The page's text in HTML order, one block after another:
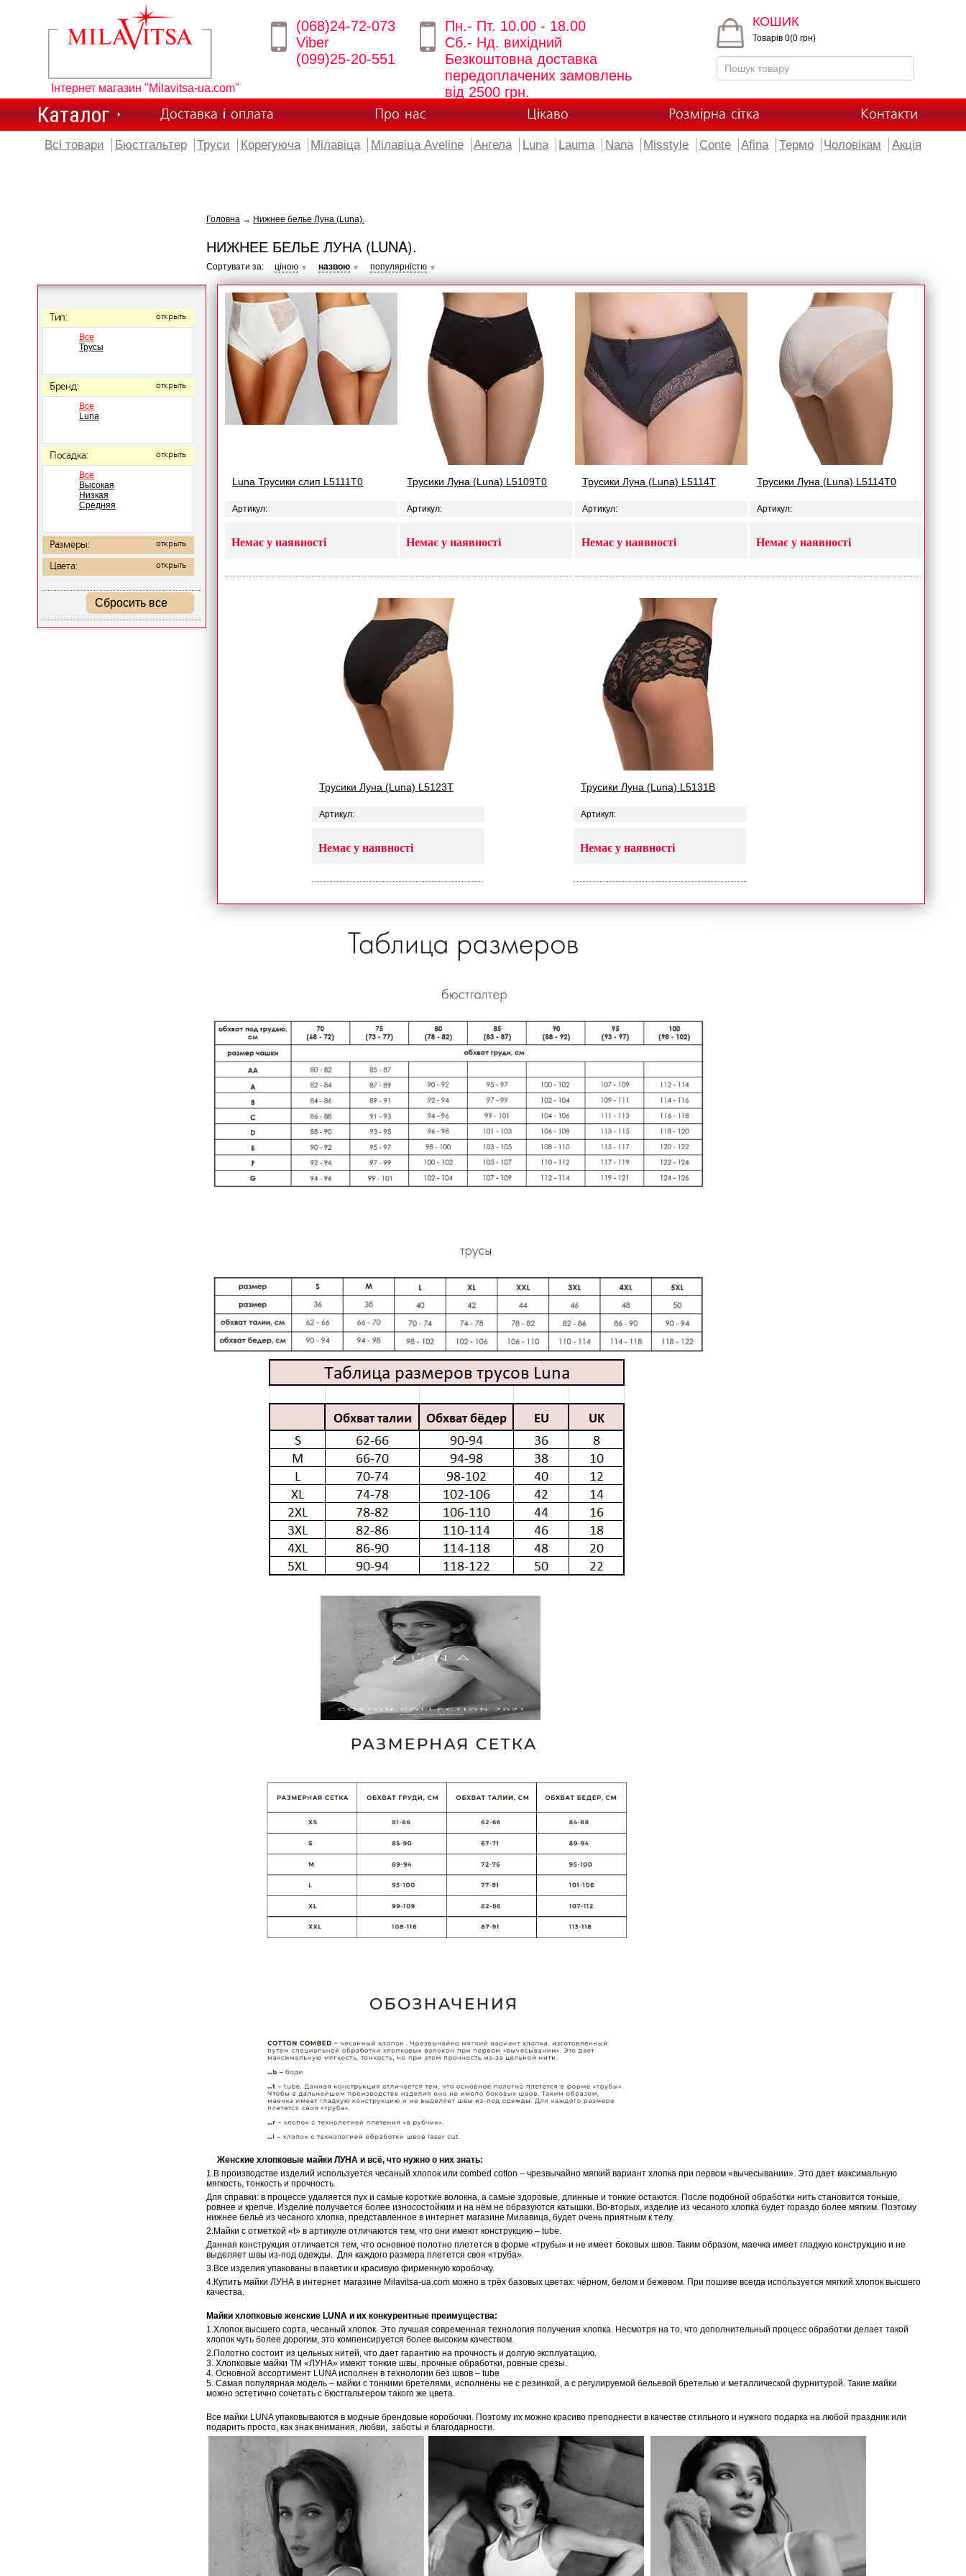
Інтернет магазин "Milavitsa-ua.com"
(068)24-72-073
Viber
(099)25-20-551
Пн.- Пт. 10.00 - 18.00
Сб.- Нд. вихідний
Безкоштовна доставка
передоплачених замовлень
від 2500 грн.
КОШИК
Товарів 0(0 грн)
Каталог Доставка і оплата Про нас Цікаво Розмірна сітка Контакти
Всі товари Бюстгальтер Труси Корегуюча Мілавіца Мілавіца Aveline Ангела Luna Lauma Nana Misstyle Conte Afina Термо Чоловікам Акція
Тип: открыть
Все
Трусы
Бренд: открыть
Все
Luna
Посадка: открыть
Все
Высокая
Низкая
Средняя
Размеры: открыть
Цвета: открыть
Сбросить все
Головна → Нижнее белье Луна (Luna).
НИЖНЕЕ БЕЛЬЕ ЛУНА (LUNA).
Сортувати за: ціною ▼ назвою ▼ популярністю ▼
Luna Трусики слип L5111T0
Артикул:
Немає у наявності
Трусики Луна (Luna) L5109T0
Артикул:
Немає у наявності
Трусики Луна (Luna) L5114T
Артикул:
Немає у наявності
Трусики Луна (Luna) L5114T0
Артикул:
Немає у наявності
Трусики Луна (Luna) L5123T
Артикул:
Немає у наявності
Трусики Луна (Luna) L5131B
Артикул:
Немає у наявності
Женские хлопковые майки ЛУНА и всё, что нужно о них знать:
1.В производстве изделий используется чесаный хлопок или combed cotton – чрезвычайно мягкий вариант хлопка при первом «вычесывании». Это дает максимальную
мягкость, тонкость и прочность.
Для справки: в процессе удаляется пух и самые короткие волокна, а самые здоровые, длинные и тонкие остаются. После подобной обработки нить становится тоньше,
ровнее и крепче. Изделие получается более износостойким и на нём не образуются катышки. Во-вторых, изделие из чесаного хлопка будет гораздо более мягким. Поэтому
нижнее бельё из чесаного хлопка, представленное в интернет магазине Милавица, будет очень приятным к телу.
2.Майки с отметкой «t» в артикуле отличаются тем, что они имеют конструкцию – tube.
Данная конструкция отличается тем, что основное полотно плетется в форме «трубы» и не имеет боковых швов. Таким образом, маечка имеет гладкую конструкцию и не
выделяет швы из-под одежды. Для каждого размера плетется своя «труба».
3.Все изделия упакованы в пакетик и красивую фирменную коробочку.
4.Купить майки ЛУНА в интернет магазине Milavitsa-ua.com можно в трёх базовых цветах: чёрном, белом и бежевом. При пошиве всегда используется мягкий хлопок высшего
качества.
Майки хлопковые женские LUNA и их конкурентные преимущества:
1.Хлопок высшего сорта, чесаный хлопок. Это лучшая современная технология получения хлопка. Несмотря на то, что дополнительный процесс обработки делает такой
хлопок чуть более дорогим, это компенсируется более высоким качеством.
2.Полотно состоит из цельных нитей, что дает гарантию на прочность и долгую эксплуатацию.
3. Хлопковые майки ТМ «ЛУНА» имеют тонкие швы, прочные обработки, ровные срезы.
4. Основной ассортимент LUNA исполнен в технологии без швов – tube
5. Самая популярная модель – майки с тонкими бретелями, исполнены не с резинкой, а с регулируемой бельевой бретелью и металлической фурнитурой. Такие майки
можно эстетично сочетать с бюстгальтером такого же цвета.
Все майки LUNA упаковываются в модные брендовые коробочки. Поэтому их можно красиво преподнести в качестве стильного и нужного подарка на любой праздник или
подарить просто, как знак внимания, любви, заботы и благодарности.